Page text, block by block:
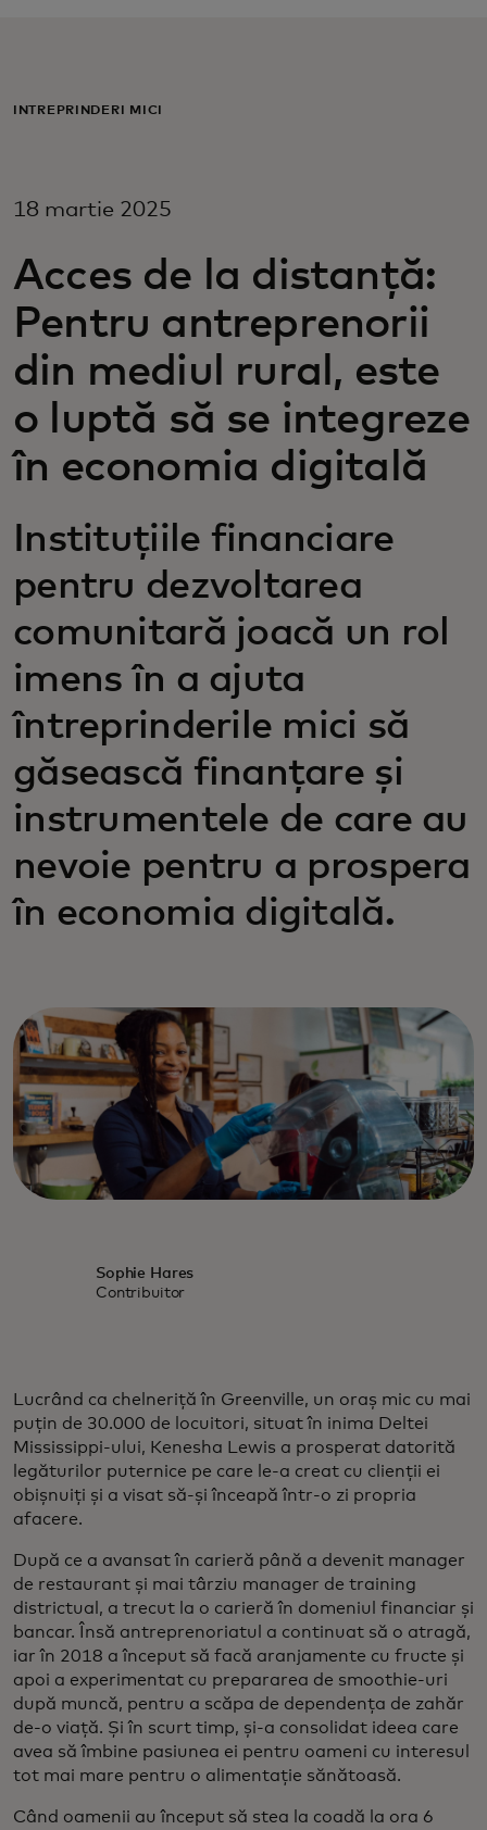
Pentru companii
Pentru inovatori
Știri și tendințe
ÎNTREPRINDERI MICI
18 martie 2025
Acces de la distanță:
Pentru antreprenorii
din mediul rural, este
o luptă să se integreze
în economia digitală
Instituțiile financiare
pentru dezvoltarea
comunitară joacă un rol
imens în a ajuta
întreprinderile mici să
găsească finanțare și
instrumentele de care au
nevoie pentru a prospera
în economia digitală.
Sophie Hares
Contribuitor
Lucrând ca chelneriță în Greenville, un oraș mic cu mai
puțin de 30.000 de locuitori, situat în inima Deltei
Mississippi-ului, Kenesha Lewis a prosperat datorită
legăturilor puternice pe care le-a creat cu clienții ei
obișnuiți și a visat să-și înceapă într-o zi propria
afacere.
După ce a avansat în carieră până a devenit manager
de restaurant și mai târziu manager de training
districtual, a trecut la o carieră în domeniul financiar și
bancar. Însă antreprenoriatul a continuat să o atragă,
iar în 2018 a început să facă aranjamente cu fructe și
apoi a experimentat cu prepararea de smoothie-uri
după muncă, pentru a scăpa de dependența de zahăr
de-o viață. Și în scurt timp, și-a consolidat ideea care
avea să îmbine pasiunea ei pentru oameni cu interesul
tot mai mare pentru o alimentație sănătoasă.
Când oamenii au început să stea la coadă la ora 6